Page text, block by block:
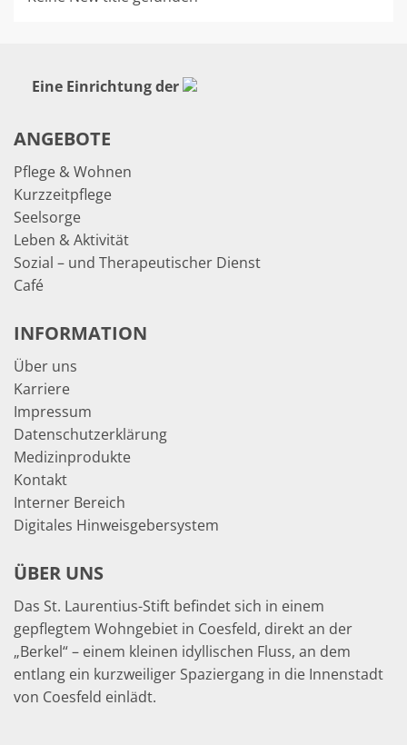
Eine Einrichtung der
ANGEBOTE
Pflege & Wohnen
Kurzzeitpflege
Seelsorge
Leben & Aktivität
Sozial – und Therapeutischer Dienst
Café
INFORMATION
Über uns
Karriere
Impressum
Datenschutzerklärung
Medizinprodukte
Kontakt
Interner Bereich
Digitales Hinweisgebersystem
ÜBER UNS
Das St. Laurentius-Stift befindet sich in einem
gepflegtem Wohngebiet in Coesfeld, direkt an der
„Berkel“ – einem kleinen idyllischen Fluss, an dem
entlang ein kurzweiliger Spaziergang in die Innenstadt
von Coesfeld einlädt.